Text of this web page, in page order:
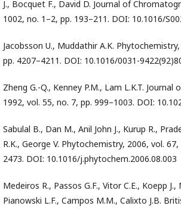
J., Bocquet F., David D. Journal of
1002, no. 1–2, pp. 193–211. DOI: 10.1016/
Jacobsson U., Muddathir A.K.
pp. 4207–4211. DOI: 10.1016/0031-
Zheng G.-Q., Kenney P.M., Lam L.K.T.
1992, vol. 55, no. 7, pp. 999–1003. DOI:
Sabulal B., Dan M., Anil John J., Kurup R.,
R.K., George V. Phytochemistry, 2006, vol.
2473. DOI: 10.1016/j.phytochem.2006.08.003
Medeiros R., Passos G.F., Vitor C.E., Koepp J.,
Pianowski L.F., Campos M.M., Calixto J.B.